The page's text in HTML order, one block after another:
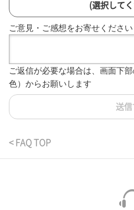
(選択して
ご意見・ご感想をお寄せください
ご返信が必要な場合は、画面下
色）からお願いします
送信
< FAQ TOP